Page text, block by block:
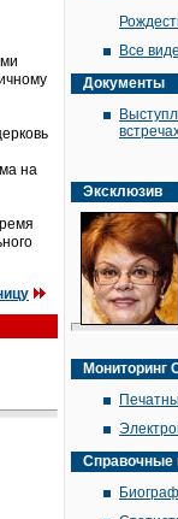
на
Все
Документы
Эксклюзив
Мониторинг
Справочные